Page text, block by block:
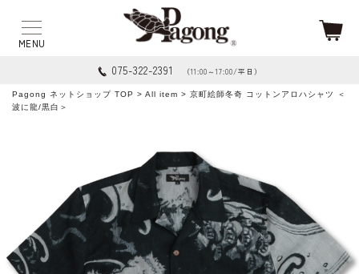
075-322-2391 （11:00～17:00/平日）
Pagong ネットショップ TOP > All item > 京町絵師冬奇 コットンアロハシャツ ＜
波に龍/黒白＞